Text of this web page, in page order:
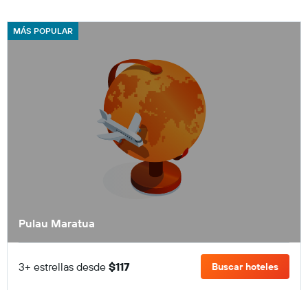
MÁS POPULAR
Pulau Maratua
3+ estrellas desde $117 Buscar hoteles